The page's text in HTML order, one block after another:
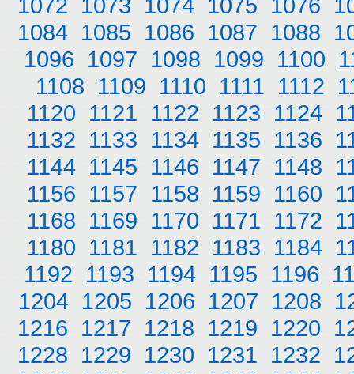
1072 1073 1074 1075 1076
1084 1085 1086 1087 1088
1096 1097 1098 1099 1100
1108 1109 1110 1111 1112
1120 1121 1122 1123 1124
1132 1133 1134 1135 1136
1144 1145 1146 1147 1148
1156 1157 1158 1159 1160
1168 1169 1170 1171 1172
1180 1181 1182 1183 1184
1192 1193 1194 1195 1196
1204 1205 1206 1207 1208
1216 1217 1218 1219 1220
1228 1229 1230 1231 1232